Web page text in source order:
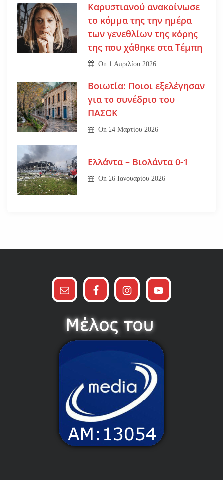
Καρυστιανού ανακοίνωσε
το κόμμα της την ημέρα
των γενεθλίων της κόρης
της που χάθηκε στα Τέμπη
On 1 Απριλίου 2026
Βοιωτία: Ποιοι εξελέγησαν
για το συνέδριο του
ΠΑΣΟΚ
On 24 Μαρτίου 2026
Ελλάντα – Βιολάντα 0-1
On 26 Ιανουαρίου 2026